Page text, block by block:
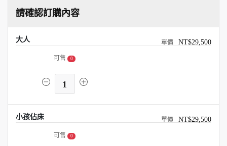
請確認訂購內容
大人 NT$29,500
可售 0
1
小孩佔床 NT$29,500
可售 0